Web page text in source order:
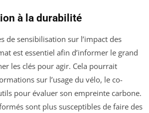
à la durabilité
de sensibilisation sur l’impact des
est essentiel afin d’informer le grand
les clés pour agir. Cela pourrait
sur l’usage du vélo, le co-
pour évaluer son empreinte carbone.
sont plus susceptibles de faire des